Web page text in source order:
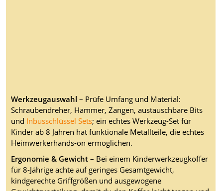
Werkzeugauswahl – Prüfe Umfang und Material:
Schraubendreher, Hammer, Zangen, austauschbare Bits
und Inbusschlüssel Sets; ein echtes Werkzeug-Set für
Kinder ab 8 Jahren hat funktionale Metallteile, die echtes
Heimwerkerhands-on ermöglichen.
Ergonomie & Gewicht– Bei einem Kinderwerkzeugkoffer
für 8-Jährige achte auf geringes Gesamtgewicht,
kindgerechte Griffgrößen und ausgewogene